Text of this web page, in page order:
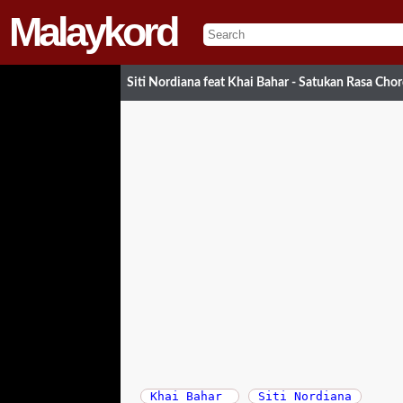
Malaykord
Siti Nordiana feat Khai Bahar - Satukan Rasa
Khai Bahar Siti Nordiana